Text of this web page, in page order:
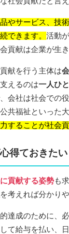
やサービス、技
できます。 活動
貢献は企業が生
献を行う主体は
えるのは一人ひ
会社は社会での
共福祉といった
することが社会
得ておきたい
貢献する姿勢も
考えれば分かり
達成のために、
て給与を払い、